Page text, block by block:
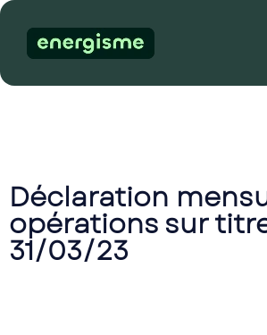
Déclaration
opérations sur
31/03/23